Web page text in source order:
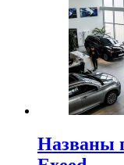
Названы